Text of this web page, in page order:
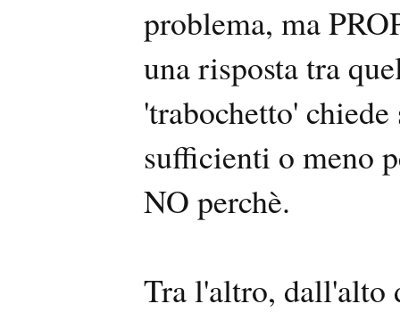
problema, ma
una risposta tra
'trabochetto'
sufficienti o meno
NO perchè.
Tra l'altro, dall'alto